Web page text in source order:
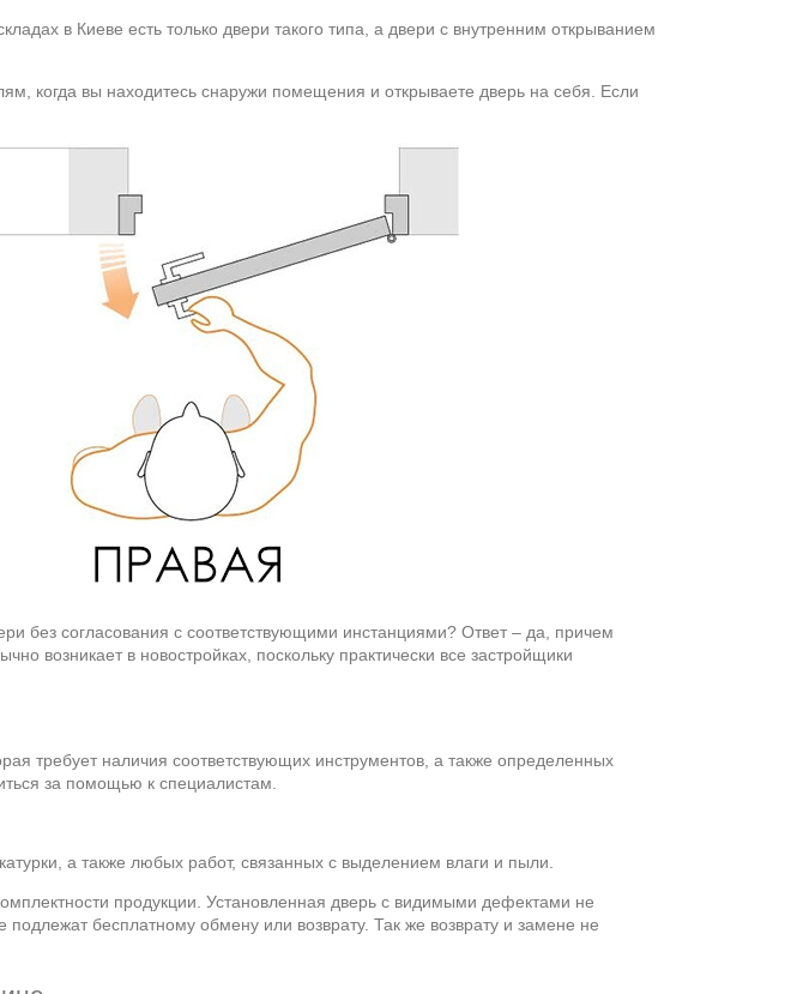
в Киеве есть только двери такого типа, а двери с внутренним открыванием
когда вы находитесь снаружи помещения и открываете дверь на себя. Если
без согласования с соответствующими инстанциями? Ответ – да, причем
возникает в новостройках, поскольку практически все застройщики
требует наличия соответствующих инструментов, а также определенных
за помощью к специалистам.
а также любых работ, связанных с выделением влаги и пыли.
продукции. Установленная дверь с видимыми дефектами не
бесплатному обмену или возврату. Так же возврату и замене не